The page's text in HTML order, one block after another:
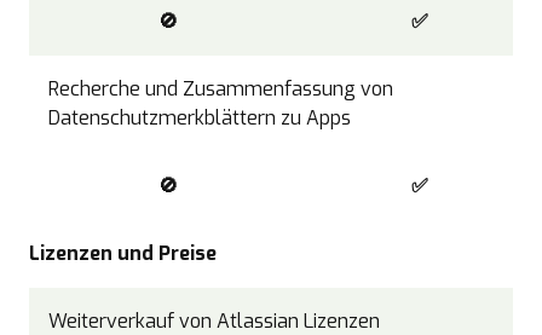
🚫 ✅
Recherche und Zusammenfassung von
Datenschutzmerkblättern zu Apps
🚫 ✅
Lizenzen und Preise
Weiterverkauf von Atlassian Lizenzen